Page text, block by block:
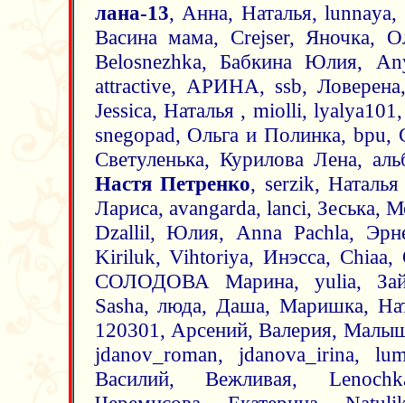
лана-13, Анна, Наталья, lunnaya,
Васина мама, Crejser, Яночка,
Belosnezhka, Бабкина Юлия,
attractive, АРИНА, ssb,
Jessica, Наталья , miolli,
snegopad, Ольга и Полинка, bpu,
Светуленька, Курилова Лена,
Настя Петренко, serzik,
Лариса, avangarda, lanci, Зеська,
Dzallil, Юлия, Anna Pachla,
Kiriluk, Vihtoriya, Инэсса, Chiaa,
СОЛОДОВА Марина, yulia,
Sasha, люда, Даша, Маришка,
120301, Арсений, Валерия,
jdanov_roman, jdanova_irina,
Василий, Вежливая,